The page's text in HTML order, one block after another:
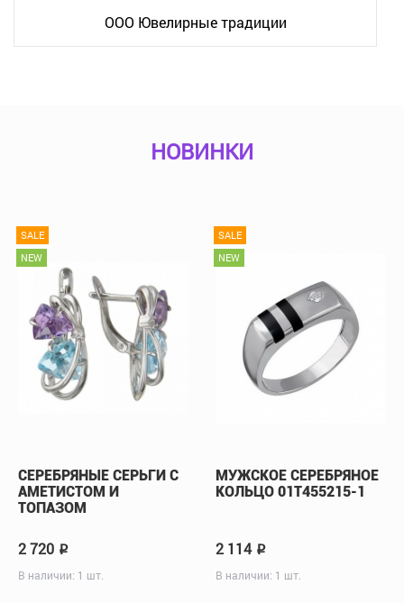
ООО Ювелирные традиции
НОВИНКИ
СЕРЕБРЯНЫЕ СЕРЬГИ С
АМЕТИСТОМ И
ТОПАЗОМ
2 720 p
В наличии: 1 шт.
SALE
NEW
МУЖСКОЕ СЕРЕБРЯНОЕ
КОЛЬЦО 01Т455215-1
2 114 p
В наличии: 1 шт.
SALE
NEW